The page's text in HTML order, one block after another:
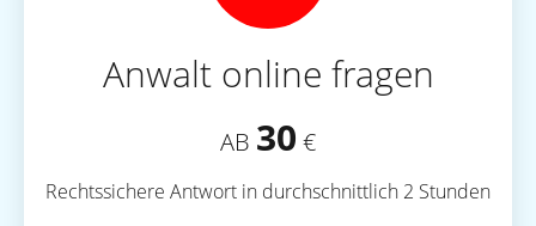
Anwalt online fragen
AB 30 €
Rechtssichere Antwort in durchschnittlich 2 Stunden